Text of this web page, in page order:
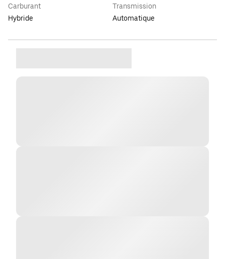
Carburant
Hybride
Transmission
Automatique